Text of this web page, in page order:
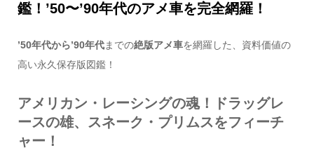
鑑！’50〜’90年代のアメ車を完全網羅！
’50年代から’90年代までの絶版アメ車を網羅した、資料価値の
高い永久保存版図鑑！
アメリカン・レーシングの魂！ドラッグレ
ースの雄、スネーク・プリムスをフィーチ
ャー！